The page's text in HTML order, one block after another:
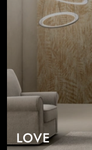
LOVE